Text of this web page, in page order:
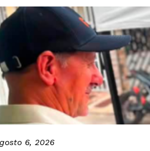
6, 2026